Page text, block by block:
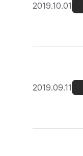
2019.10.01
2019.09.11